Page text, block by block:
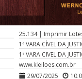
25.134| Imprimir
1ª VARA CÍVEL DA
1ª VARA CIVEL DA
www.kleiloes.com.br
29/07/2025